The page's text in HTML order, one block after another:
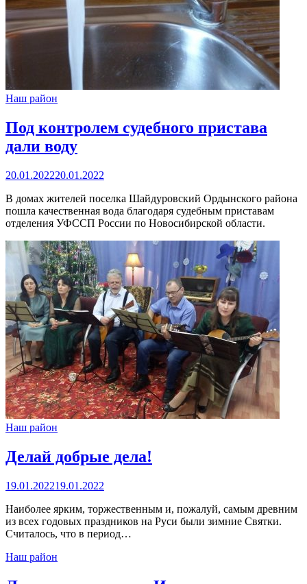
Наш район
Под контролем судебного пристава
дали воду
20.01.202220.01.2022
В домах жителей поселка Шайдуровский Ордынского района
пошла качественная вода благодаря судебным приставам
отделения УФССП России по Новосибирской области.
Наш район
Делай добрые дела!
19.01.202219.01.2022
Наиболее ярким, торжественным и, пожалуй, самым древним
из всех годовых праздников на Руси были зимние Святки.
Считалось, что в период…
Наш район